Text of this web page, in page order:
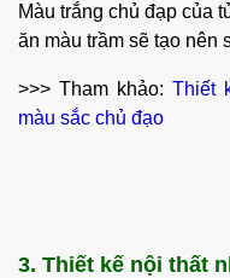
Màu trắng chủ đạp của
ăn màu trầm sẽ tạo nên
>>> Tham khảo: Thiết
màu sắc chủ đạo
3. Thiết kế nội thất